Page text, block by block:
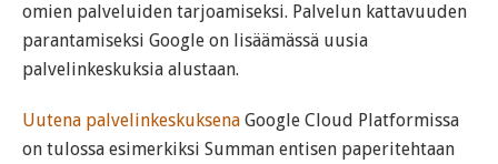
omien palveluiden tarjoamiseksi. Palvelun kattavuuden
parantamiseksi Google on lisäämässä uusia
palvelinkeskuksia alustaan.
Uutena palvelinkeskuksena Google Cloud Platformissa
on tulossa esimerkiksi Summan entisen paperitehtaan